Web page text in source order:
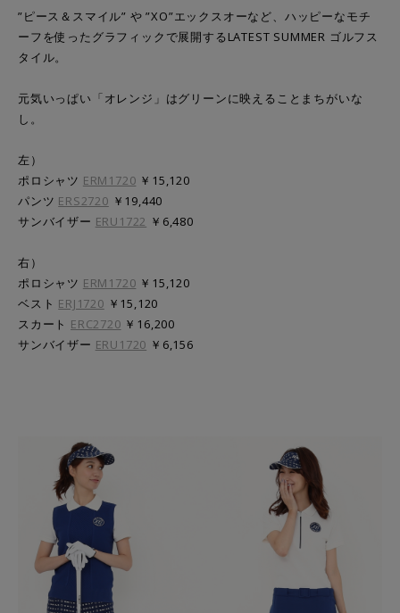
”ピース＆スマイル” や ”XO”エックスオーなど、ハッピーなモチ
ーフを使ったグラフィックで展開するLATEST SUMMER ゴルフス
タイル。
元気いっぱい「オレンジ」はグリーンに映えることまちがいな
し。
左）
ポロシャツ ERM1720 ￥15,120
パンツ ERS2720 ￥19,440
サンバイザー ERU1722 ￥6,480
右）
ポロシャツ ERM1720 ￥15,120
ベスト ERJ1720 ￥15,120
スカート ERC2720 ￥16,200
サンバイザー ERU1720 ￥6,156